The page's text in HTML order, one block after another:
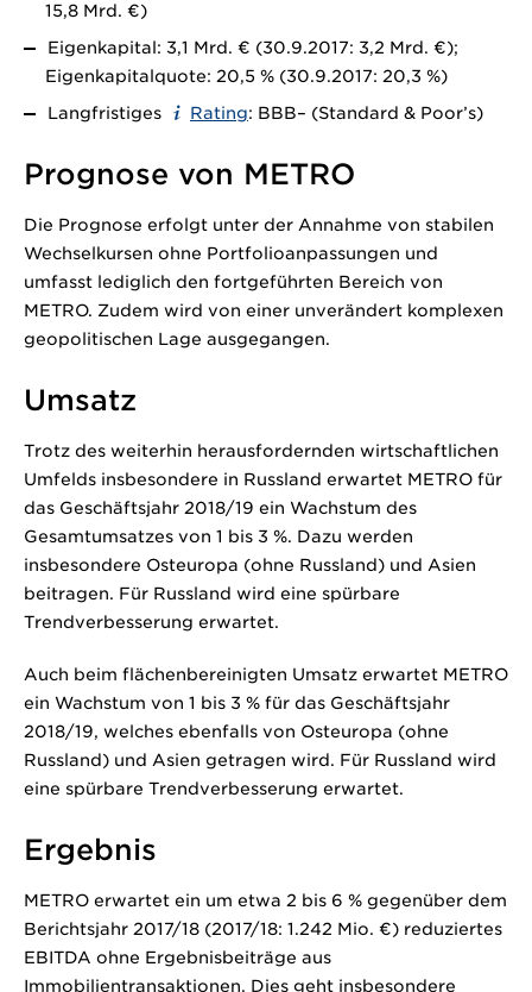
15,8 Mrd. €)
Eigenkapital: 3,1 Mrd. € (30.9.2017: 3,2 Mrd. €);
Eigenkapitalquote: 20,5 % (30.9.2017: 20,3 %)
Langfristiges
Rating: BBB– (Standard & Poor’s)
Prognose von METRO
Die Prognose erfolgt unter der Annahme von stabilen
Wechselkursen ohne Portfolioanpassungen und
umfasst lediglich den fortgeführten Bereich von
METRO. Zudem wird von einer unverändert komplexen
geopolitischen Lage ausgegangen.
Umsatz
Trotz des weiterhin herausfordernden wirtschaftlichen
Umfelds insbesondere in Russland erwartet METRO für
das Geschäftsjahr 2018/19 ein Wachstum des
Gesamtumsatzes von 1 bis 3 %. Dazu werden
insbesondere Osteuropa (ohne Russland) und Asien
beitragen. Für Russland wird eine spürbare
Trendverbesserung erwartet.
Auch beim flächenbereinigten Umsatz erwartet METRO
ein Wachstum von 1 bis 3 % für das Geschäftsjahr
2018/19, welches ebenfalls von Osteuropa (ohne
Russland) und Asien getragen wird. Für Russland wird
eine spürbare Trendverbesserung erwartet.
Ergebnis
METRO erwartet ein um etwa 2 bis 6 % gegenüber dem
Berichtsjahr 2017/18 (2017/18: 1.242 Mio. €) reduziertes
EBITDA ohne Ergebnisbeiträge aus
Immobilientransaktionen. Dies geht insbesondere